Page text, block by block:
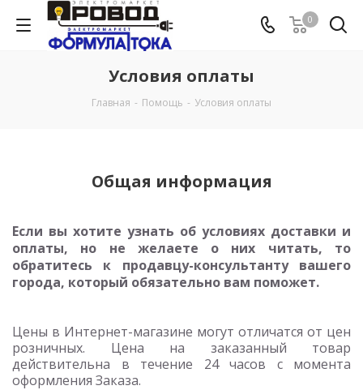
0
Условия оплаты
Главная - Помощь - Условия оплаты
Общая информация
Если вы хотите узнать об условиях доставки и
оплаты, но не желаете о них читать, то
обратитесь к продавцу-консультанту вашего
города, который обязательно вам поможет.
Цены в Интернет-магазине могут отличатся от цен
розничных. Цена на заказанный товар
действительна в течение 24 часов с момента
оформления Заказа.